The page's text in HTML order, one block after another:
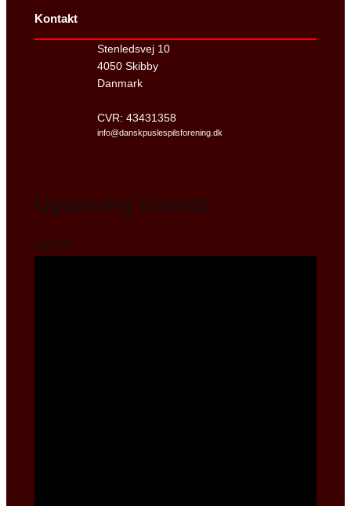
Kontakt
Stenledsvej 10
4050 Skibby
Danmark
CVR: 43431358
info@danskpuslespilsforening.dk
Upcoming Events
okt 24